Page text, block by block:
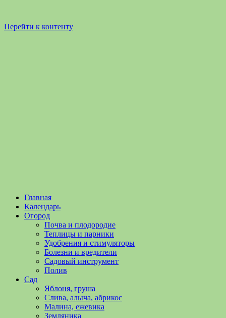
Перейти к контенту
Садоводство
Огородничество
Садоводство
огородничество
полезные
уходу
овощами,
растениями
Главная
Календарь
Огород
Почва и плодородие
Теплицы и парники
Удобрения и стимуляторы
Болезни и вредители
Садовый инструмент
Полив
Сад
Яблоня, груша
Слива, алыча, абрикос
Малина, ежевика
Земляника